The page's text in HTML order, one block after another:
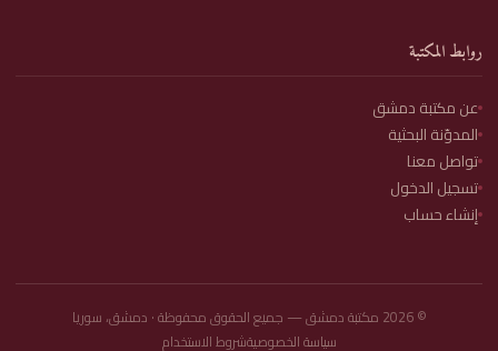
روابط المكتبة
عن مكتبة دمشق
المدوّنة البحثية
تواصل معنا
تسجيل الدخول
إنشاء حساب
©
2026 مكتبة دمشق — جميع الحقوق محفوظة · دمشق، سوريا
سياسة الخصوصيةشروط الاستخدام